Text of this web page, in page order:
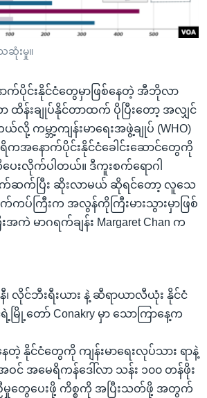
ား
ဆုံးမှု။
ပိုင်းနိုင်ငံတွေမှာဖြစ်နေတဲ့ အီဘိုလာ
ထိန်းချုပ်နိုင်တာထက် ပိုပြီးတော့ အလျှင်
လို့ ကမ္ဘာ့ကျန်းမာရေးအဖွဲ့ချုပ် (WHO)
အနောက်ပိုင်းနိုင်ငံခေါင်းဆောင်တွေကို
ေးလိုက်ပါတယ်။ ဒီကူးစက်ရောဂါ
ဆက်ပြီး ဆိုးလာမယ် ဆိုရင်တော့ လူသေ
က်ကပ်ကြီးက အလွန်ကိုကြီးမားသွားမှာဖြစ်
ကဲ မာဂရက်ချန်း Margaret Chan က
နီ၊ လိုင်ဘီးရီးယား နဲ့ ဆီရာယာလီယုံး နိုင်ငံ
မြို့တော် Conakry မှာ သောကြာနေ့က
တဲ့ နိုင်ငံတွေကို ကျန်းမာရေးလုပ်သား ရာနဲ့
င် အမေရိကန်ဒေါ်လာ သန်း ၁၀၀ တန်ဖိုး
မှုတွေပေးဖို့ ကိစ္စကို အပြီးသတ်ဖို့ အတွက်